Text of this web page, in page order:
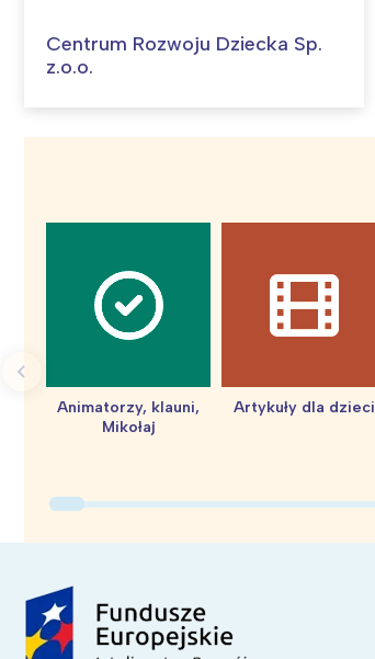
Centrum Rozwoju Dziecka Sp.
z.o.o.
Animatorzy, klauni,
Mikołaj
Artykuły dla dzieci